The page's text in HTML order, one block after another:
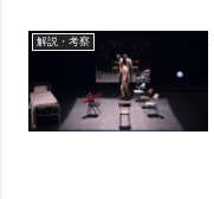
解説・考察